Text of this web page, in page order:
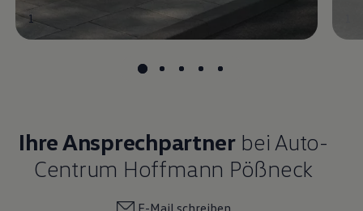
1
Ihre Ansprechpartnerbei Auto-
Centrum Hoffmann Pößneck